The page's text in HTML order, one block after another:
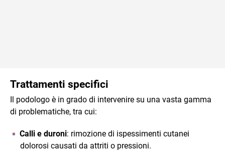
Trattamenti specifici
Il podologo è in grado di intervenire su una vasta gamma
di problematiche, tra cui:
Calli e duroni: rimozione di ispessimenti cutanei
dolorosi causati da attriti o pressioni.